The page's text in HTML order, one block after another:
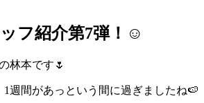
ッフ紹介第7弾！☺
林本です🌷
週間があっという間に過ぎましたね🍉